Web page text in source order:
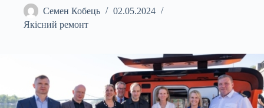
Семен Кобець
02.05.2024
Якісний ремонт